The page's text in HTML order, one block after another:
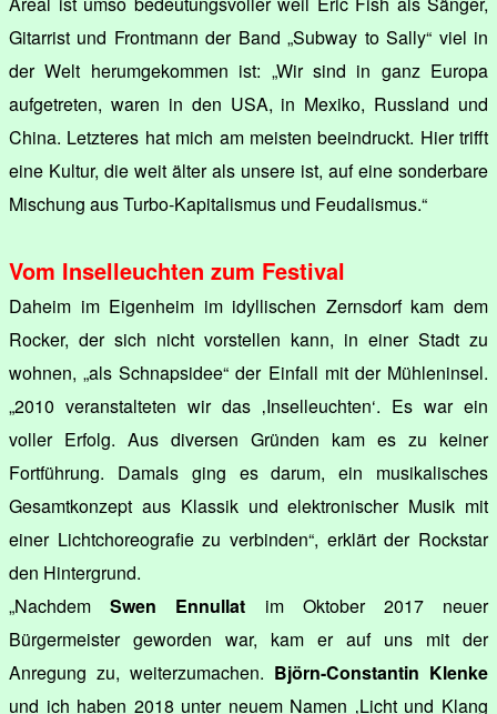
Gitarrist und Frontmann der Band „Subway to Sally“ viel in
der Welt herumgekommen ist: „Wir sind in ganz Europa
aufgetreten, waren in den USA, in Mexiko, Russland und
China. Letzteres hat mich am meisten beeindruckt. Hier trifft
eine Kultur, die weit älter als unsere ist, auf eine sonderbare
Mischung aus Turbo-Kapitalismus und Feudalismus.“
Vom Inselleuchten zum Festival
Daheim im Eigenheim im idyllischen Zernsdorf kam dem
Rocker, der sich nicht vorstellen kann, in einer Stadt zu
wohnen, „als Schnapsidee“ der Einfall mit der Mühleninsel.
„2010 veranstalteten wir das ‚Inselleuchten‘. Es war ein
voller Erfolg. Aus diversen Gründen kam es zu keiner
Fortführung. Damals ging es darum, ein musikalisches
Gesamtkonzept aus Klassik und elektronischer Musik mit
einer Lichtchoreografie zu verbinden“, erklärt der Rockstar
den Hintergrund.
„NachdemSwen Ennullat im Oktober 2017 neuer
Bürgermeister geworden war, kam er auf uns mit der
Anregung zu, weiterzumachen. Björn-Constantin Klenke
und ich haben 2018 unter neuem Namen ‚Licht und Klang